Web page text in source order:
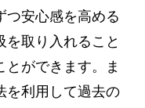
つ安心感を高める
を取り入れること
とができます。ま
を利用して過去の